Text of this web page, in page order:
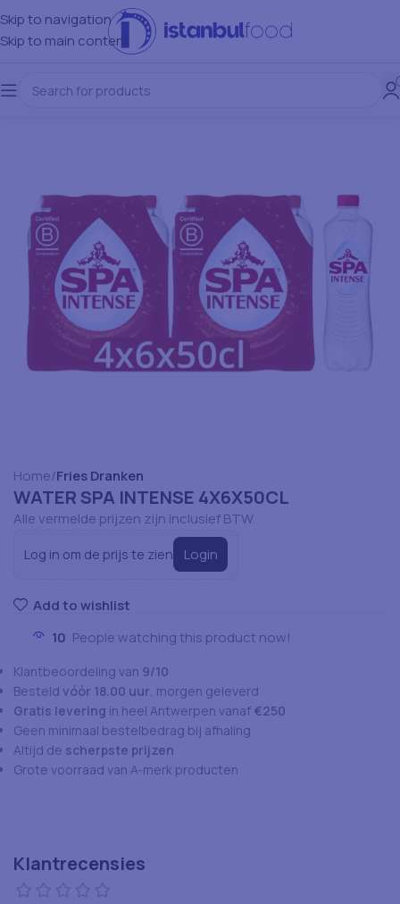
Skip to navigation
Skip to main content
Home Fries Dranken
WATER SPA INTENSE 4X6X50CL
Alle vermelde prijzen zijn inclusief BTW.
Log in om de prijs te zien Login
Add to wishlist
10 People watching this product now!
Klantbeoordeling van 9/10
Besteld vóór 18.00 uur, morgen geleverd
Gratis levering in heel Antwerpen vanaf €250
Geen minimaal bestelbedrag bij afhaling
Altijd de scherpste prijzen
Grote voorraad van A-merk producten
Klantrecensies